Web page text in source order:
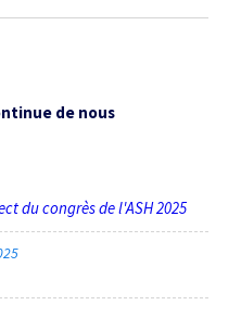
de nous
du congrès de l'ASH 2025